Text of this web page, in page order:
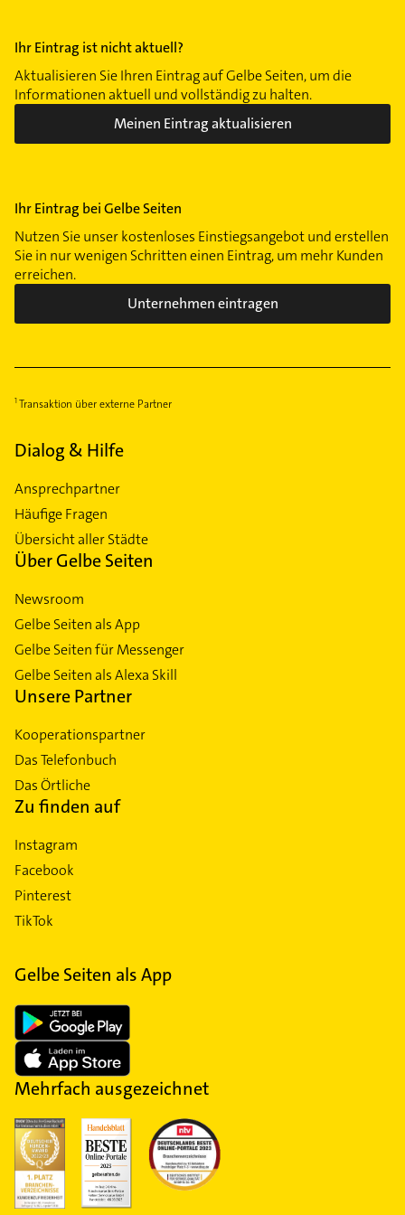
Pasing
Perlach
Ramersdorf
Schwanthalerhöhe
Sendling
Sendling-Westpark
Solln
Ihr Eintrag ist nicht aktuell?
Aktualisieren Sie Ihren Eintrag auf Gelbe Seiten, um die
Informationen aktuell und vollständig zu halten.
Meinen Eintrag aktualisieren
Ihr Eintrag bei Gelbe Seiten
Nutzen Sie unser kostenloses Einstiegsangebot und erstellen
Sie in nur wenigen Schritten einen Eintrag, um mehr Kunden
erreichen.
Unternehmen eintragen
Transaktion über externe Partner
Dialog & Hilfe
Ansprechpartner
Häufige Fragen
Übersicht aller Städte
Über Gelbe Seiten
Newsroom
Gelbe Seiten als App
Gelbe Seiten für Messenger
Gelbe Seiten als Alexa Skill
Unsere Partner
Kooperationspartner
Das Telefonbuch
Das Örtliche
Zu finden auf
Instagram
Facebook
Pinterest
TikTok
Gelbe Seiten als App
Mehrfach ausgezeichnet